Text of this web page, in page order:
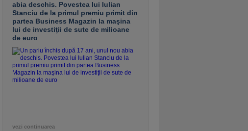
abia deschis. Povestea lui Iulian
Stanciu de la primul premiu primit din
partea Business Magazin la maşina
lui de investiţii de sute de milioane
de euro
vezi continuarea